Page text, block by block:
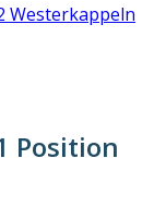
Westerkappeln
Position